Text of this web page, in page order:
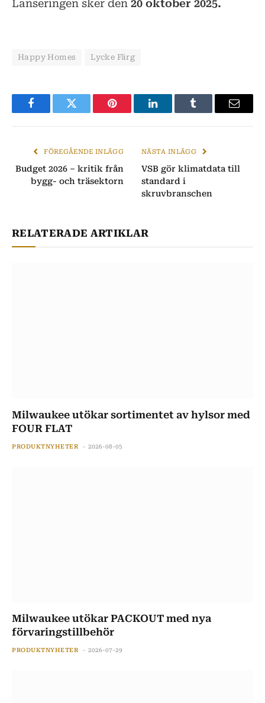
Lanseringen sker den 20 oktober 2025.
Happy Homes Lycke Färg
FacebookTwitter Pinterest LinkedInTumblr
E-
FÖREGÅENDE INLÄGG
Budget 2026 – kritik från
bygg- och träsektorn
NÄSTA INLÄGG
VSB gör klimatdata till
standard i
skruvbranschen
RELATERADE ARTIKLAR
Milwaukee utökar sortimentet av hylsor med
FOUR FLAT
PRODUKTNYHETER 2026-08-05
Milwaukee utökar PACKOUT med nya
förvaringstillbehör
PRODUKTNYHETER 2026-07-29